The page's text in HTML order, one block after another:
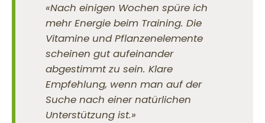
«Nach einigen Wochen spüre ich
mehr Energie beim Training. Die
Vitamine und Pflanzenelemente
scheinen gut aufeinander
abgestimmt zu sein. Klare
Empfehlung, wenn man auf der
Suche nach einer natürlichen
Unterstützung ist.»